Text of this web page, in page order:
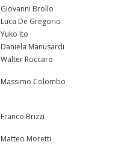
Giovanni Brollo
Luca De Gregorio
Yuko Ito
Daniela Manusardi
Walter Roccaro
Massimo Colombo
Franco Brizzi
Matteo Moretti